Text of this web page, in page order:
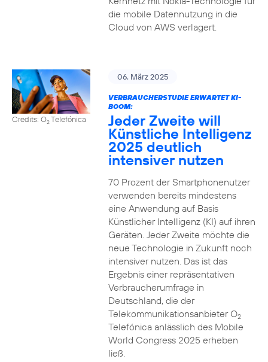
die mobile Datennutzung in die
Cloud von AWS verlagert.
Credits: O2Telefónica
06. März 2025
VERBRAUCHERSTUDIE ERWARTET KI-
BOOM:
Jeder Zweite will
Künstliche Intelligenz
2025 deutlich
intensiver nutzen
70 Prozent der Smartphonenutzer
verwenden bereits mindestens
eine Anwendung auf Basis
Künstlicher Intelligenz (KI) auf ihren
Geräten. Jeder Zweite möchte die
neue Technologie in Zukunft noch
intensiver nutzen. Das ist das
Ergebnis einer repräsentativen
Verbraucherumfrage in
Deutschland, die der
Telekommunikationsanbieter O2
Telefónica anlässlich des Mobile
World Congress 2025 erheben
ließ.